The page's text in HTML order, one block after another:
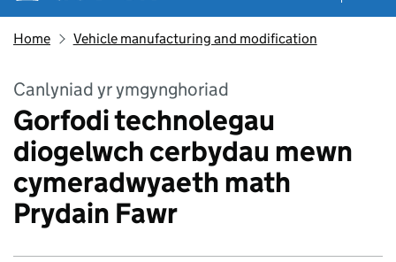
Home Vehicle manufacturing and modification
Canlyniad yr ymgynghoriad
Gorfodi technolegau
diogelwch cerbydau mewn
cymeradwyaeth math
Prydain Fawr